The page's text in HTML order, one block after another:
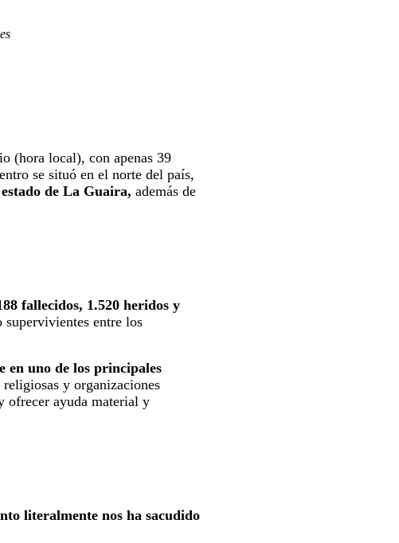
(hora local), con apenas 39
se situó en el norte del país,
de La Guaira, además de
fallecidos, 1.520 heridos y
supervivientes entre los
en uno de los principales
y organizaciones
ofrecer ayuda material y
literalmente nos ha sacudido